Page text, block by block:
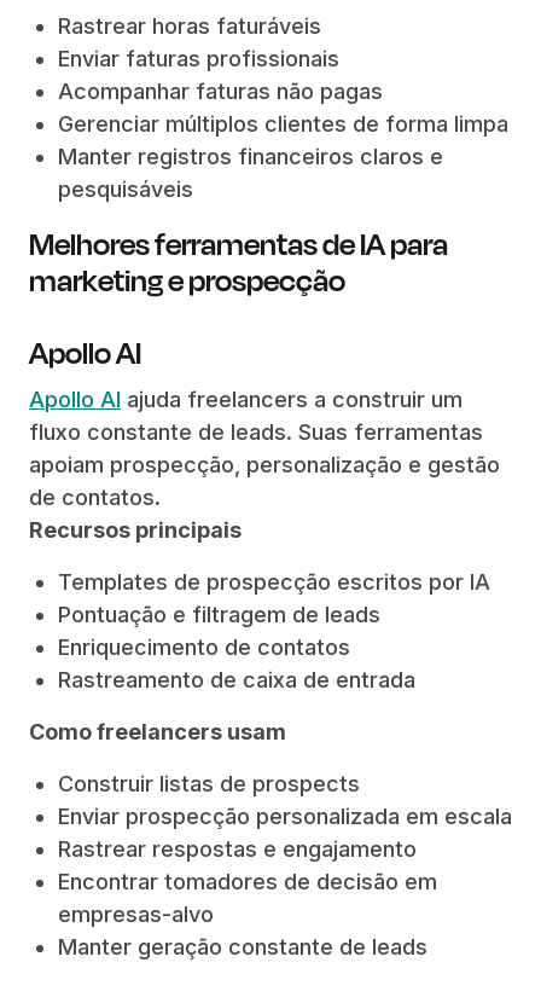
Rastrear horas faturáveis
Enviar faturas profissionais
Acompanhar faturas não pagas
Gerenciar múltiplos clientes de forma limpa
Manter registros financeiros claros e
pesquisáveis
Melhores ferramentas de IA para
marketing e prospecção
Apollo AI
Apollo AI ajuda freelancers a construir um
fluxo constante de leads. Suas ferramentas
apoiam prospecção, personalização e gestão
de contatos.
Recursos principais
Templates de prospecção escritos por IA
Pontuação e filtragem de leads
Enriquecimento de contatos
Rastreamento de caixa de entrada
Como freelancers usam
Construir listas de prospects
Enviar prospecção personalizada em escala
Rastrear respostas e engajamento
Encontrar tomadores de decisão em
empresas-alvo
Manter geração constante de leads